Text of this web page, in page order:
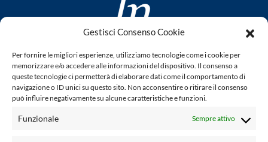
Gestisci Consenso Cookie
Per fornire le migliori esperienze, utilizziamo tecnologie come i cookie per
memorizzare e/o accedere alle informazioni del dispositivo. Il consenso a
queste tecnologie ci permetterà di elaborare dati come il comportamento di
navigazione o ID unici su questo sito. Non acconsentire o ritirare il consenso
può influire negativamente su alcune caratteristiche e funzioni.
Funzionale Sempre attivo
www.laletteraturaenoi.it
fondato da Romano Luperini
Questo blog non rappresenta una testata giornalistica in
quanto viene aggiornato senza alcuna periodicità. Non può
legge n° 62 del 7.03.2001. L'autore non è responsabile per